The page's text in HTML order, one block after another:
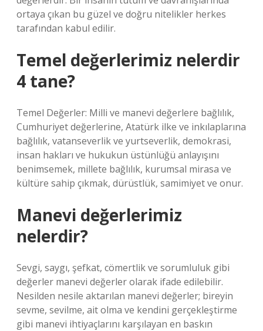
ortaya çıkan bu güzel ve doğru nitelikler herkes
tarafından kabul edilir.
Temel değerlerimiz nelerdir
4 tane?
Temel Değerler: Milli ve manevi değerlere bağlılık,
Cumhuriyet değerlerine, Atatürk ilke ve inkılaplarına
bağlılık, vatanseverlik ve yurtseverlik, demokrasi,
insan hakları ve hukukun üstünlüğü anlayışını
benimsemek, millete bağlılık, kurumsal mirasa ve
kültüre sahip çıkmak, dürüstlük, samimiyet ve onur.
Manevi değerlerimiz
nelerdir?
Sevgi, saygı, şefkat, cömertlik ve sorumluluk gibi
değerler manevi değerler olarak ifade edilebilir.
Nesilden nesile aktarılan manevi değerler; bireyin
sevme, sevilme, ait olma ve kendini gerçekleştirme
gibi manevi ihtiyaçlarını karşılayan en baskın